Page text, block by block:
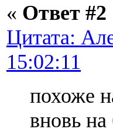
« Ответ #2
Цитата:
15:02:11
похоже
вновь на